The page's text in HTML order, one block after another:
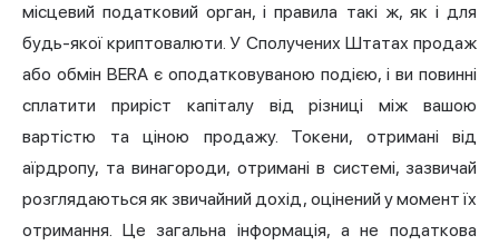
місцевий податковий орган, і правила такі ж, як і для
будь-якої криптовалюти. У Сполучених Штатах продаж
або обмін BERA є оподатковуваною подією, і ви повинні
сплатити приріст капіталу від різниці між вашою
вартістю та ціною продажу. Токени, отримані від
аїрдропу, та винагороди, отримані в системі, зазвичай
розглядаються як звичайний дохід, оцінений у момент їх
отримання. Це загальна інформація, а не податкова